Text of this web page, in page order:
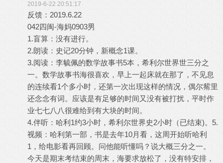
2019-6-22 20:51:17
反馈：2019.6.22
042四闽-海妈0903男
1.盲算：没有进行。
2.朗读：史记20分钟，新概念1课。
3.阅读：李毓佩的数学故事书5本，希利尔世界世三分之
一。数学故事书海很喜欢，早上一起床就在那了，不见息
的连续看1个多小时，还第一次出现这样的情况，偶尔觜里
还念念有词。应该是有足够的时间又没有被打扰，平时作
业七七八八很难给到有大块的时间。
4.伴听：哈利1约3小时，希利尔世界史2小时（已结束)。5.
视频：哈利第一部，书是去年10月看，这周开始听哈利
1，给电影看再回顾。问他能听懂吗？说大概三分之一。
今天是期末考结束的周末，海要求放松了，没有特安排，